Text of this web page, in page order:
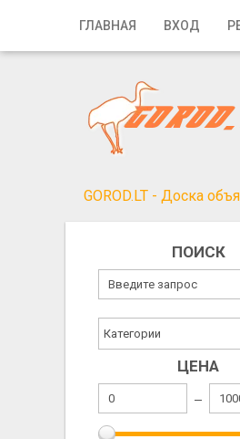
ГЛАВНАЯ ВХОД
Главная
Регистрация
Добавить объявление
GOROD.LT - Доска
ПОИСК
ЦЕНА